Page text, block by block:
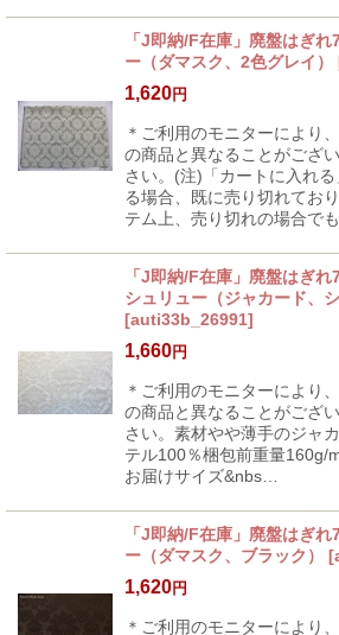
「J即納/F在庫」廃盤はぎ
ー（ダマスク、2色グレイ）
1,620円
＊ご利用のモニターにより
の商品と異なることがござ
さい。(注)「カートに入れ
る場合、既に売り切れてお
テム上、売り切れの場合で
「J即納/F在庫」廃盤はぎ
シュリュー（ジャカード、
[auti33b_26991]
1,660円
＊ご利用のモニターにより
の商品と異なることがござ
さい。素材やや薄手のジャ
テル100％梱包前重量160g/
お届けサイズ&nbs…
「J即納/F在庫」廃盤はぎ
ー（ダマスク、ブラック）
[
1,620円
＊ご利用のモニターにより